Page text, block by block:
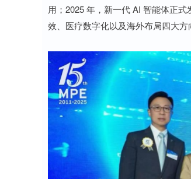
用；2025 年，新一代 AI 智能体正
效、医疗数字化以及海外布局四大方